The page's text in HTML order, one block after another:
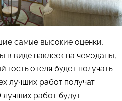
самые высокие оценки,
в виде наклеек на чемоданы,
гость отеля будет получать
лучших работ получат
работ будут